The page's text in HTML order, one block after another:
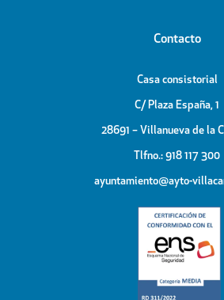
Contacto
Casa consistorial
C/ Plaza España, 1
28691 – Villanueva de la
Tlfno.: 918 117 300
ayuntamiento@ayto-